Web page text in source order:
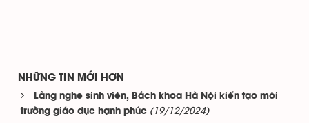
NHỮNG TIN MỚI HƠN
Lắng nghe sinh viên, Bách khoa Hà Nội kiến tạo môi
trường giáo dục hạnh phúc (19/12/2024)